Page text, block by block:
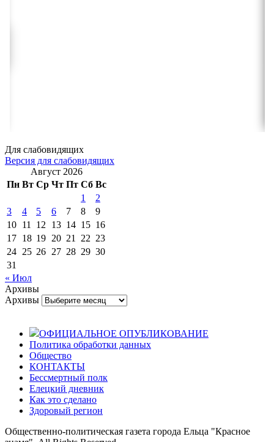
Для слабовидящих
Версия для слабовидящих
Август 2026
Пн Вт Ср Чт Пт Сб Вс
1
2
3
4 5 6 7 8
9
10 11 12 13 14 15 16
17 18 19 20 21 22 23
24 25 26 27 28 29 30
31
« Июл
Архивы
Архивы
ОФИЦИАЛЬНОЕ ОПУБЛИКОВАНИЕ
Политика обработки данных
Общество
КОНТАКТЫ
Бессмертный полк
Елецкий дневник
Как это сделано
Здоровый регион
Общественно-политическая газета города Ельца "Красное